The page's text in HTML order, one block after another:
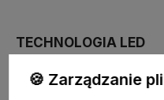
TECHNOLOGIA LED
🍪 Zarządzanie